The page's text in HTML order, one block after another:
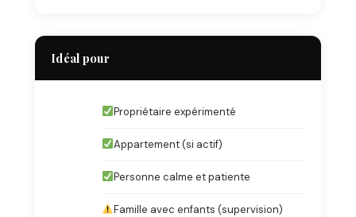
Idéal pour
Propriétaire expérimenté
Appartement (si actif)
Personne calme et patiente
Famille avec enfants (supervision)